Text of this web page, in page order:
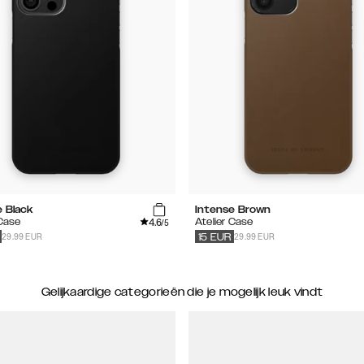
Black
4.6/5
29.99 EUR
Intense Brown
Atelier Case
29.99 EUR
15 EUR
Gelijkaardige categorieën die je mogelijk leuk vindt